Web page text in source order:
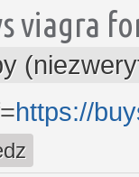
viagra
https://